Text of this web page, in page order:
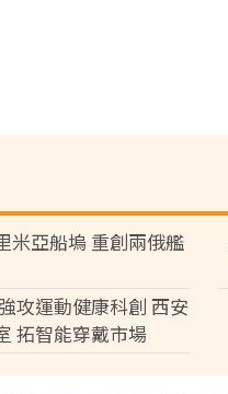
米亞船塢 重創兩俄艦
攻運動健康科創 西安
拓智能穿戴市場